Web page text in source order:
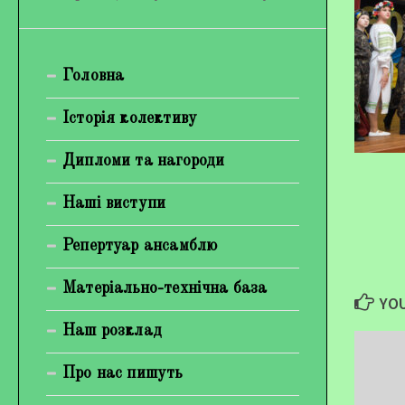
Відеогалерея
Фотогалерея
Головна
Історія колективу
Дипломи та нагороди
Наші виступи
Репертуар ансамблю
Матеріально-технічна база
Наш розклад
Про нас пишуть